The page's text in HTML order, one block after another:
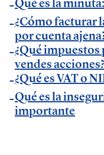
— Entrevista en
— Entrevista en
Vodafone.
— Entrevista en
— Entrevista en
Método Gallardo
¿Cómo facturar
por cuenta
¿Qué impuestos
vendes
¿Qué es VAT o
Qué es la
importante